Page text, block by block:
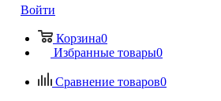
Войти
Корзина0
Избранные товары0
Сравнение товаров0